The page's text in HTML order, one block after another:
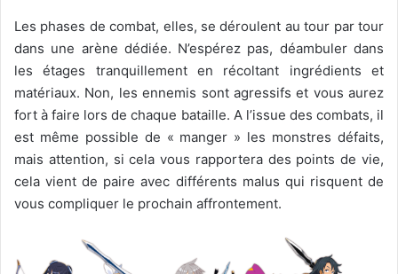
Les phases de combat, elles, se déroulent au tour par tour
dans une arène dédiée. N’espérez pas, déambuler dans
les étages tranquillement en récoltant ingrédients et
matériaux. Non, les ennemis sont agressifs et vous aurez
fort à faire lors de chaque bataille. A l’issue des combats, il
est même possible de « manger » les monstres défaits,
mais attention, si cela vous rapportera des points de vie,
cela vient de paire avec différents malus qui risquent de
vous compliquer le prochain affrontement.